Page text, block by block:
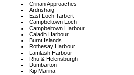
Crinan Approaches
Ardrishaig
East Loch Tarbert
Campbeltown Loch
Campbeltown Harbour
Caladh Harbour
Burnt Islands
Rothesay Harbour
Lamlash Harbour
Rhu & Helensburgh
Dumbarton
Kip Marina